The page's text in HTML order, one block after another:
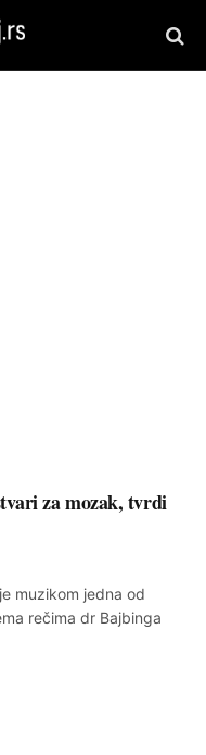
za mozak, tvrdi
muzikom jedna od
rečima dr Bajbinga